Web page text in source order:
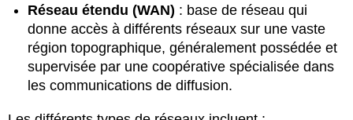
Réseau étendu (WAN) : base de réseau qui
donne accès à différents réseaux sur une vaste
région topographique, généralement possédée et
supervisée par une coopérative spécialisée dans
les communications de diffusion.